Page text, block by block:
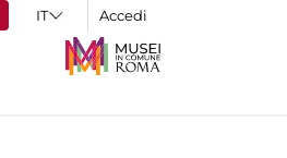
Accedi